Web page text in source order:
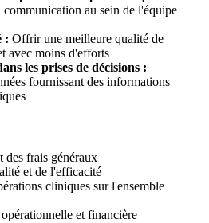
au sein de l'équipe
: Offrir une meilleure qualité de
avec moins d'efforts
les prises de décisions :
fournissant des informations
des frais généraux
et de l'efficacité
cliniques sur l'ensemble
et financière